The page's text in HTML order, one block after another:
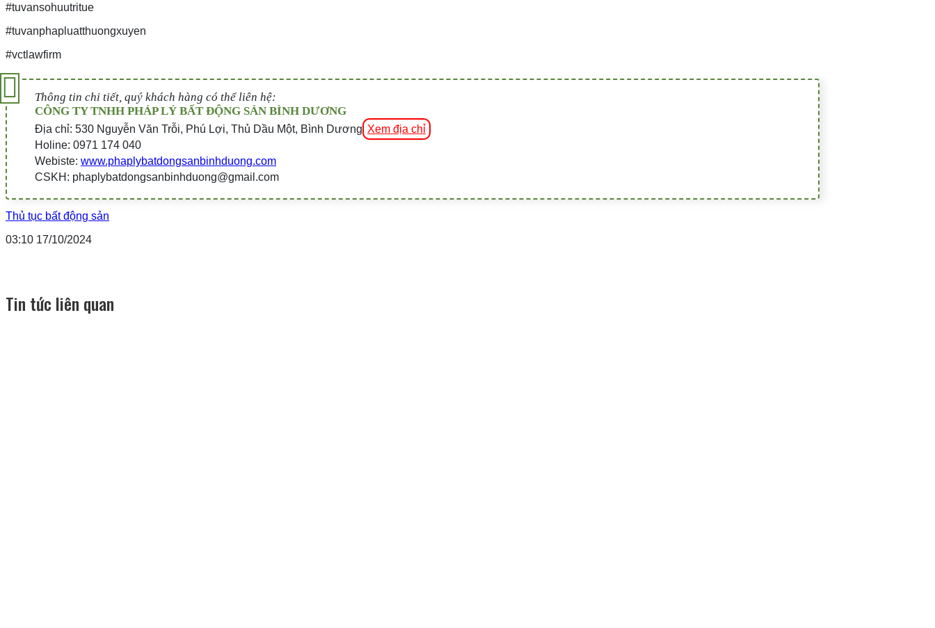
#tuvansohuutritue
#tuvanphapluatthuongxuyen
#vctlawfirm
Thông tin chi tiết, quý khách hàng có thể liên hệ:
CÔNG TY TNHH PHÁP LÝ BẤT ĐỘNG SẢN BÌNH DƯƠNG
Địa chỉ: 530 Nguyễn Văn Trỗi, Phú Lợi, Thủ Dầu Một, Bình Dương Xem địa chỉ
Holine: 0971 174 040
Webiste: www.phaplybatdongsanbinhduong.com
CSKH: phaplybatdongsanbinhduong@gmail.com
Thủ tục bất động sản
03:10 17/10/2024
Tin tức liên quan